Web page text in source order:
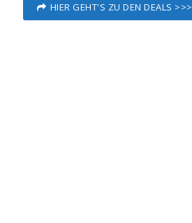
HIER GEHT'S ZU DEN DEALS >>>